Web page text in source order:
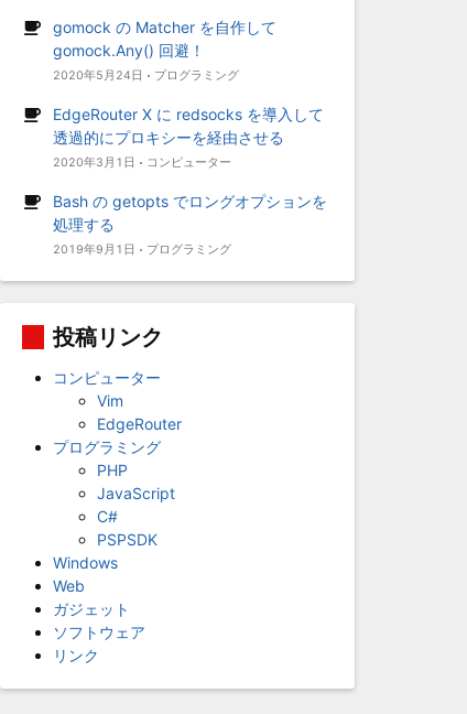
gomock の Matcher を自作して
gomock.Any() 回避！
2020年5月24日 プログラミング
EdgeRouter X に redsocks を導入して
透過的にプロキシーを経由させる
2020年3月1日 コンピューター
Bash の getopts でロングオプションを
処理する
2019年9月1日 プログラミング
投稿リンク
コンピューター
Vim
EdgeRouter
プログラミング
PHP
JavaScript
C#
PSPSDK
Windows
Web
ガジェット
ソフトウェア
リンク